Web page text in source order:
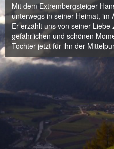
Mit dem Extrembergsteiger
unterwegs in seiner Heimat, im
Er erzählt uns von seiner Liebe
gefährlichen und schönen
Tochter jetzt für ihn der